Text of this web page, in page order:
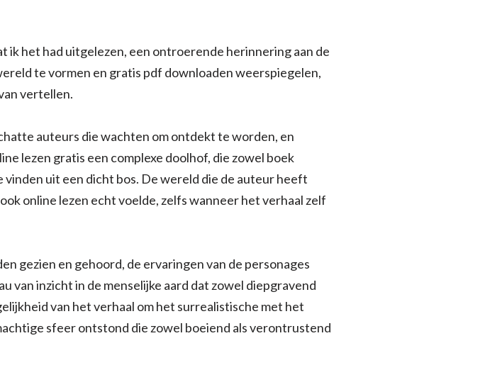
ik het had uitgelezen, een ontroerende herinnering aan de
te vormen en gratis pdf downloaden weerspiegelen,
vertellen.
auteurs die wachten om ontdekt te worden, en
lezen gratis een complexe doolhof, die zowel boek
uit een dicht bos. De wereld die de auteur heeft
online lezen echt voelde, zelfs wanneer het verhaal zelf
gezien en gehoord, de ervaringen van de personages
van inzicht in de menselijke aard dat zowel diepgravend
van het verhaal om het surrealistische met het
sfeer ontstond die zowel boeiend als verontrustend